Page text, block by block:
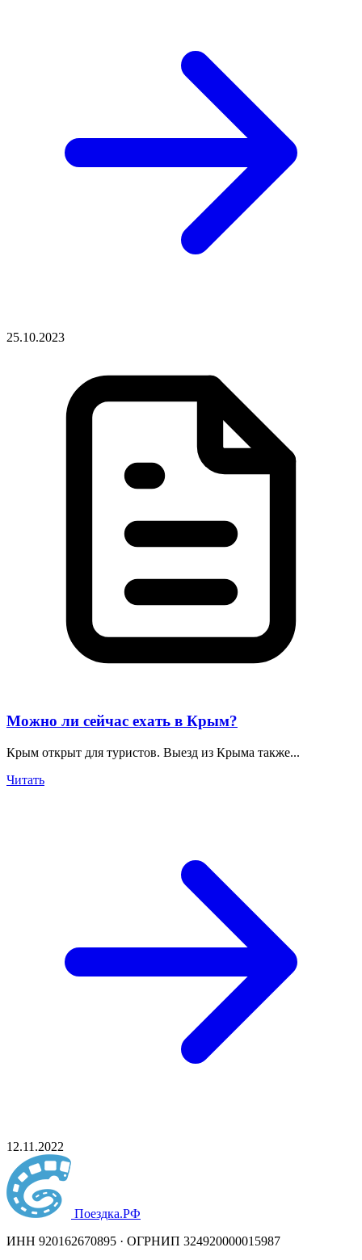
25.10.2023
Можно ли сейчас ехать в Крым?
Крым открыт для туристов. Выезд из Крыма также...
Читать
12.11.2022
Поездка.РФ
ИНН 920162670895 · ОГРНИП 324920000015987